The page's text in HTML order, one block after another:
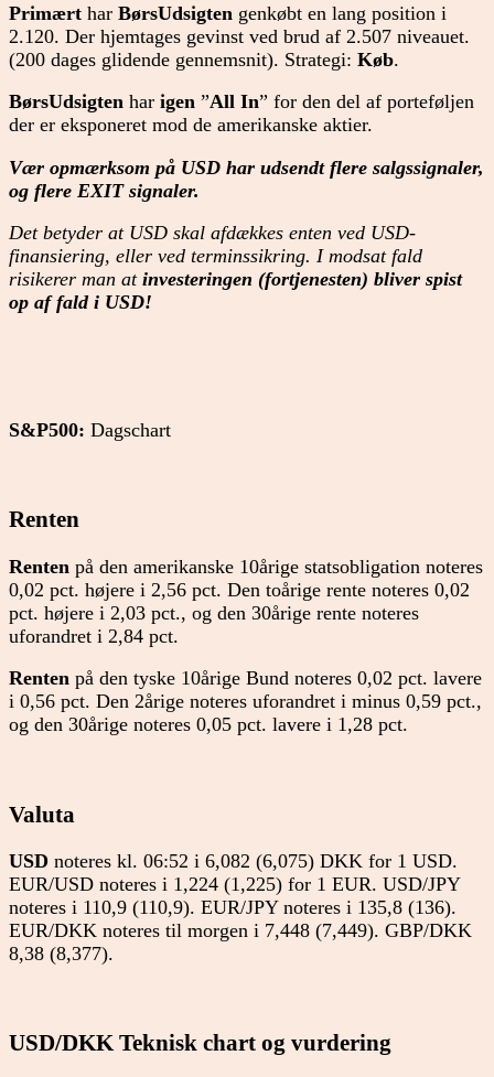
Primært har BørsUdsigten genkøbt en lang position i
2.120. Der hjemtages gevinst ved brud af 2.507 niveauet.
(200 dages glidende gennemsnit). Strategi: Køb.
BørsUdsigten har igen ”All In” for den del af porteføljen
der er eksponeret mod de amerikanske aktier.
Vær opmærksom på USD har udsendt flere salgssignaler,
og flere EXIT signaler.
Det betyder at USD skal afdækkes enten ved USD-
finansiering, eller ved terminssikring. I modsat fald
risikerer man at investeringen (fortjenesten) bliver spist
op af fald i USD!
S&P500: Dagschart
Renten
Renten på den amerikanske 10årige statsobligation noteres
0,02 pct. højere i 2,56 pct. Den toårige rente noteres 0,02
pct. højere i 2,03 pct., og den 30årige rente noteres
uforandret i 2,84 pct.
Renten på den tyske 10årige Bund noteres 0,02 pct. lavere
i 0,56 pct. Den 2årige noteres uforandret i minus 0,59 pct.,
og den 30årige noteres 0,05 pct. lavere i 1,28 pct.
Valuta
USD noteres kl. 06:52 i 6,082 (6,075) DKK for 1 USD.
EUR/USD noteres i 1,224 (1,225) for 1 EUR. USD/JPY
noteres i 110,9 (110,9). EUR/JPY noteres i 135,8 (136).
EUR/DKK noteres til morgen i 7,448 (7,449). GBP/DKK
8,38 (8,377).
USD/DKK Teknisk chart og vurdering